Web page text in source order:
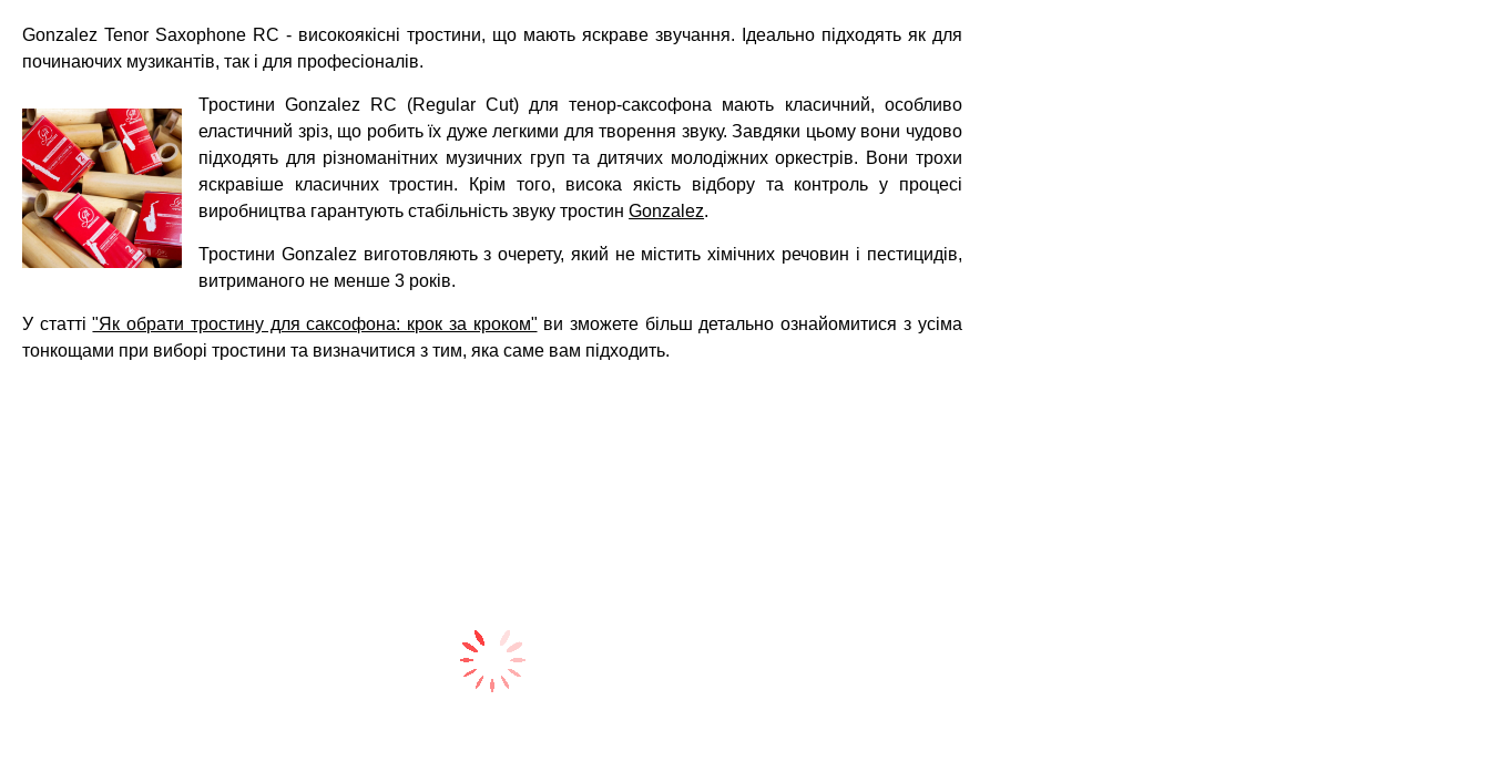
Gonzalez Tenor Saxophone RC - високоякісні тростини, що мають яскраве звучання. Ідеально підходять як для
починаючих музикантів, так і для професіоналів.
Тростини Gonzalez RC (Regular Cut) для тенор-саксофона мають класичний, особливо
еластичний зріз, що робить їх дуже легкими для творення звуку. Завдяки цьому вони чудово
підходять для різноманітних музичних груп та дитячих молодіжних оркестрів. Вони трохи
яскравіше класичних тростин. Крім того, висока якість відбору та контроль у процесі
виробництва гарантують стабільність звуку тростинGonzalez.
Тростини Gonzalez виготовляють з очерету, який не містить хімічних речовин і пестицидів,
витриманого не менше 3 років.
У статті"Як обрати тростину для саксофона: крок за кроком" ви зможете більш детально ознайомитися з усіма
тонкощами при виборі тростини та визначитися з тим, яка саме вам підходить.